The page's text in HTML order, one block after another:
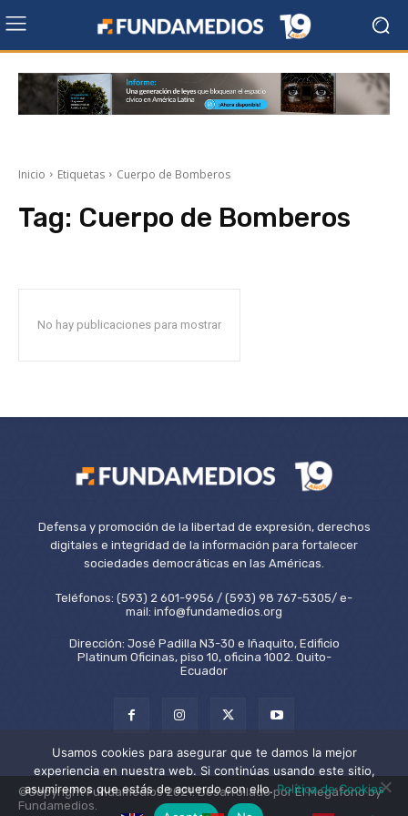
Inicio Etiquetas Cuerpo de Bomberos
Tag: Cuerpo de Bomberos
No hay publicaciones para mostrar
Defensa y promoción de la libertad de expresión, derechos
digitales e integridad de la información para fortalecer
sociedades democráticas en las Américas.
Teléfonos: (593) 2 601-9956 / (593) 98 767-5305/ e-
mail: info@fundamedios.org
Dirección: José Padilla N3-30 e Iñaquito, Edificio
Platinum Oficinas, piso 10, oficina 1002. Quito-
Ecuador
©Copyright Fundamedios 2021. Desarrollado por El Megáfono by
Fundamedios.
Usamos cookies para asegurar que te damos la mejor
experiencia en nuestra web. Si continúas usando este sitio,
asumiremos que estás de acuerdo con ello.Política de Cookies